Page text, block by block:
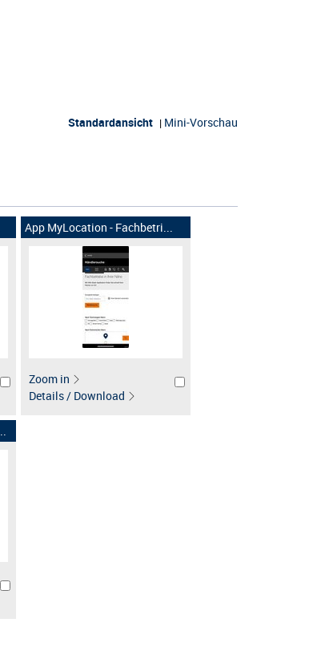
Standardansicht | Mini-Vorschau
App MyLocation - Fachbetri...
Zoom in
Details / Download